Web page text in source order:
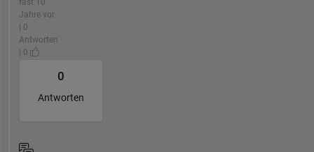
Jahre vor
| 0
Antworten
| 0
0
Antworten